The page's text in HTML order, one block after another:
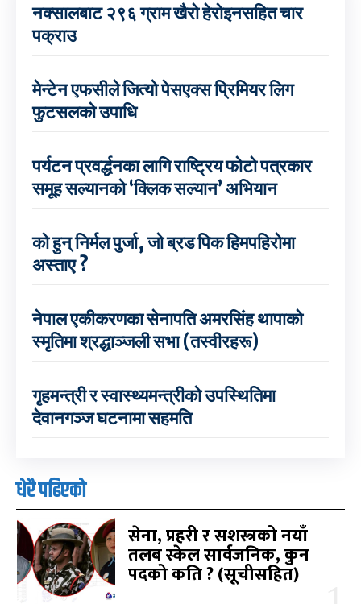
नक्सालबाट २९६ ग्राम खैरो हेरोइनसहित चार
पक्राउ
मेन्टेन एफसीले जित्यो पेसएक्स प्रिमियर लिग
फुटसलको उपाधि
पर्यटन प्रवर्द्धनका लागि राष्ट्रिय फोटो पत्रकार
समूह सल्यानको ‘क्लिक सल्यान’ अभियान
को हुन् निर्मल पुर्जा, जो ब्रड पिक हिमपहिरोमा
अस्ताए ?
नेपाल एकीकरणका सेनापति अमरसिंह थापाको
स्मृतिमा श्रद्धाञ्जली सभा (तस्वीरहरू)
गृहमन्त्री र स्वास्थ्यमन्त्रीको उपस्थितिमा
देवानगञ्ज घटनामा सहमति
धेरै पढिएको
सेना, प्रहरी र सशस्त्रको नयाँ
तलब स्केल सार्वजनिक, कुन
पदको कति ? (सूचीसहित)